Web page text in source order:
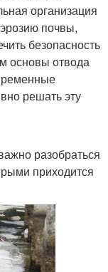
организация
почвы,
безопасность
основы отвода
решать эту
разобраться
приходится